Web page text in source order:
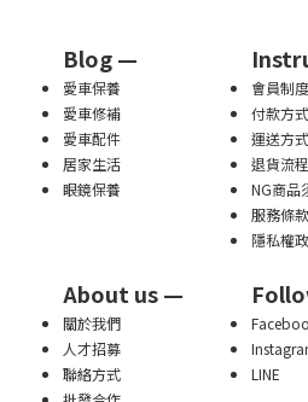
Blog —
愛車保養
會員制度
愛車修補
付款方式
愛車配件
運送方式
居家生活
退貨流程
眼鏡保養
NG商品
服務條款
隱私權
About us —
關於我們
人才招募
聯絡方式
LINE